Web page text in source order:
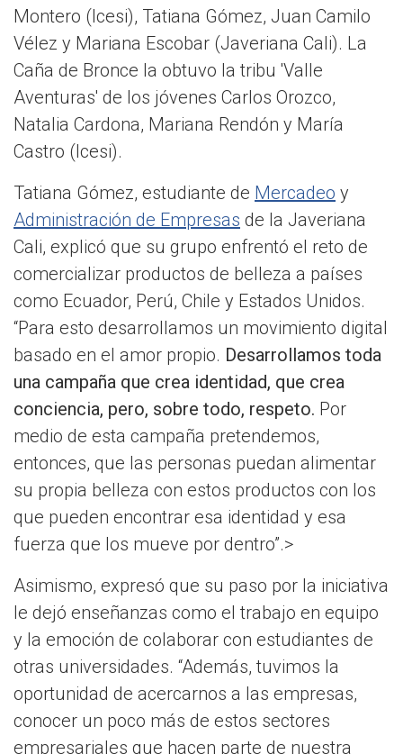
Montero (Icesi), Tatiana Gómez, Juan Camilo
Vélez y Mariana Escobar (Javeriana Cali). La
Caña de Bronce la obtuvo la tribu 'Valle
Aventuras' de los jóvenes Carlos Orozco,
Natalia Cardona, Mariana Rendón y María
Castro (Icesi).
Tatiana Gómez, estudiante de Mercadeo y
Administración de Empresas de la Javeriana
Cali, explicó que su grupo enfrentó el reto de
comercializar productos de belleza a países
como Ecuador, Perú, Chile y Estados Unidos.
“Para esto desarrollamos un movimiento digital
basado en el amor propio. Desarrollamos toda
una campaña que crea identidad, que crea
conciencia, pero, sobre todo, respeto. Por
medio de esta campaña pretendemos,
entonces, que las personas puedan alimentar
su propia belleza con estos productos con los
que pueden encontrar esa identidad y esa
fuerza que los mueve por dentro”.>
Asimismo, expresó que su paso por la iniciativa
le dejó enseñanzas como el trabajo en equipo
y la emoción de colaborar con estudiantes de
otras universidades. “Además, tuvimos la
oportunidad de acercarnos a las empresas,
conocer un poco más de estos sectores
empresariales que hacen parte de nuestra